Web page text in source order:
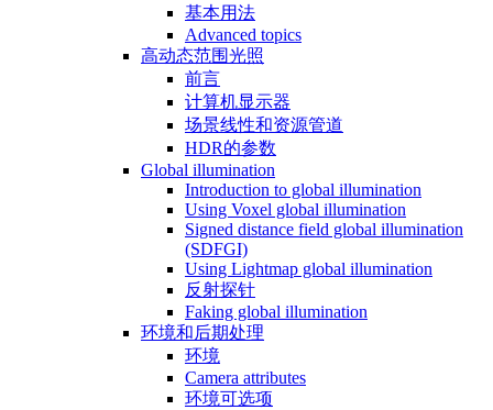
基本用法
Advanced topics
高动态范围光照
前言
计算机显示器
场景线性和资源管道
HDR的参数
Global illumination
Introduction to global illumination
Using Voxel global illumination
Signed distance field global illumination
(SDFGI)
Using Lightmap global illumination
反射探针
Faking global illumination
环境和后期处理
环境
Camera attributes
环境可选项